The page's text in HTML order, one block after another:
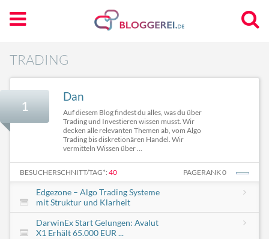
TRADING
1
Dan
Auf diesem Blog findest du alles, was du über
Trading und Investieren wissen musst. Wir
decken alle relevanten Themen ab, vom Algo
Trading bis diskretionären Handel. Wir
vermitteln Wissen über ...
BESUCHERSCHNITT/TAG*: 40 PAGERANK 0
Edgezone – Algo Trading Systeme
mit Struktur und Klarheit
DarwinEx Start Gelungen: Avalut
X1 Erhält 65.000 EUR ...